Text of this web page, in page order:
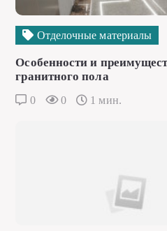
Отделочные материалы
Особенности и
гранитного пола
0 0 1 мин.